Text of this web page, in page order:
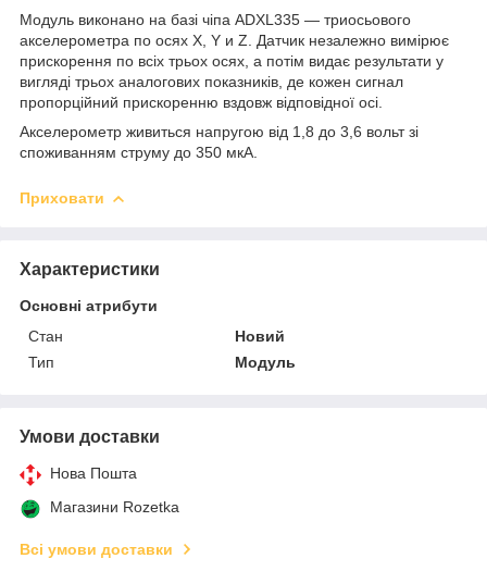
Модуль виконано на базі чіпа ADXL335 — триосьового
акселерометра по осях X, Y и Z. Датчик незалежно вимірює
прискорення по всіх трьох осях, а потім видає результати у
вигляді трьох аналогових показників, де кожен сигнал
пропорційний прискоренню вздовж відповідної осі.
Акселерометр живиться напругою від 1,8 до 3,6 вольт зі
споживанням струму до 350 мкА.
Приховати
Характеристики
Основні атрибути
Стан
Новий
Тип
Модуль
Умови доставки
Нова Пошта
Магазини Rozetka
Всі умови доставки